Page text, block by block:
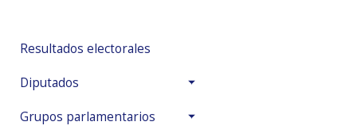
Resultados electorales
Diputados
Grupos parlamentarios